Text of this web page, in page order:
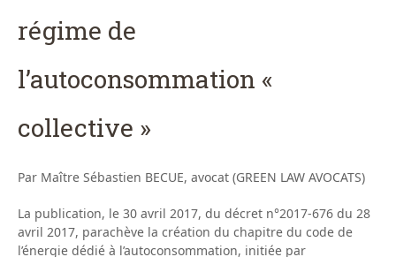
régime de
l’autoconsommation «
collective »
Par Maître Sébastien BECUE, avocat (GREEN LAW AVOCATS)
La publication, le 30 avril 2017, du décret n°2017-676 du 28
avril 2017, parachève la création du chapitre du code de
l’énergie dédié à l’autoconsommation, initiée par